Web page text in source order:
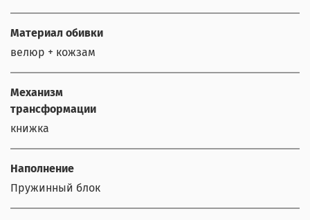
Материал обивки
велюр + кожзам
Механизм
трансформации
книжка
Наполнение
Пружинный блок